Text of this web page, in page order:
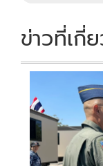
ข่าวที่เกี่